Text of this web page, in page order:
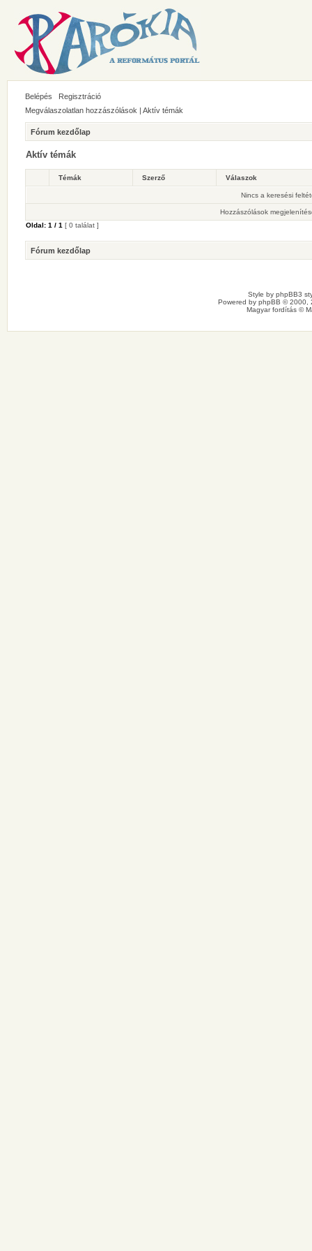
Belépés
Regisztráció
Megválaszolatlan hozzászólások | Aktív témák
Fórum kezdőlap
Aktív témák
Témák Szerző Válaszok
Nincs a keresési
Hozzászólások
Oldal: 1 / 1 [ 0 találat ]
Fórum kezdőlap
Style by phpBB3
Powered by phpBB © 2000,
Magyar fordítás ©